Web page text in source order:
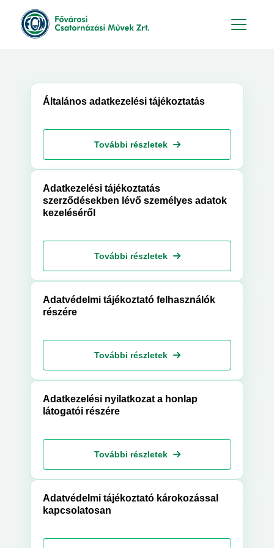
Általános adatkezelési tájékoztatás
További részletek
Adatkezelési tájékoztatás
szerződésekben lévő személyes adatok
kezeléséről
További részletek
Adatvédelmi tájékoztató felhasználók
részére
További részletek
Adatkezelési nyilatkozat a honlap
látogatói részére
További részletek
Adatvédelmi tájékoztató károkozással
kapcsolatosan